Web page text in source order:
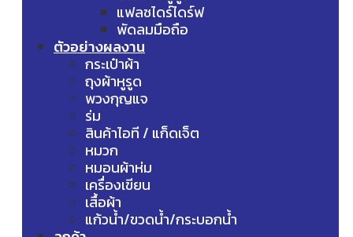
แฟลชไดร์ไดร์ฟ
พัดลมมือถือ
ตัวอย่างผลงาน
กระเป๋าผ้า
ถุงผ้าหูรูด
พวงกุญแจ
ร่ม
สินค้าไอที / แก็ดเจ็ต
หมวก
หมอนผ้าห่ม
เครื่องเขียน
เสื้อผ้า
แก้วน้ำ/ขวดน้ำ/กระบอกน้ำ